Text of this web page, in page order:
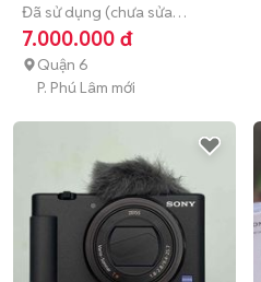
Đã sử dụng (chưa sửa
chữa) 3 tháng
7.000.000 đ
Quận 6
P. Phú Lâm mới